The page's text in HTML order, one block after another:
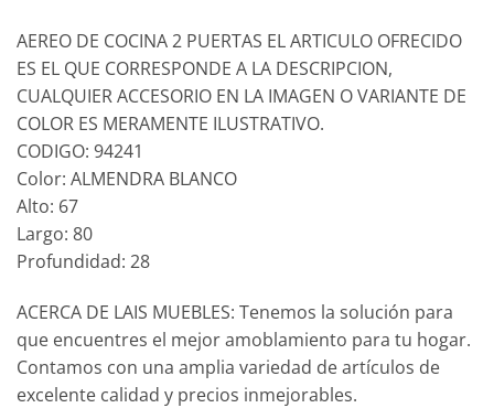
AEREO DE COCINA 2 PUERTAS EL ARTICULO OFRECIDO
ES EL QUE CORRESPONDE A LA DESCRIPCION,
CUALQUIER ACCESORIO EN LA IMAGEN O VARIANTE DE
COLOR ES MERAMENTE ILUSTRATIVO.
CODIGO: 94241
Color: ALMENDRA BLANCO
Alto: 67
Largo: 80
Profundidad: 28
ACERCA DE LAIS MUEBLES: Tenemos la solución para
que encuentres el mejor amoblamiento para tu hogar.
Contamos con una amplia variedad de artículos de
excelente calidad y precios inmejorables.